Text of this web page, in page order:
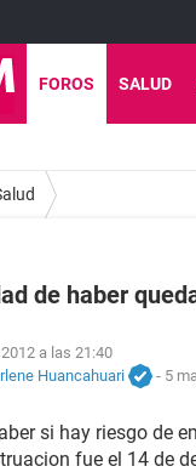
FOROS SALUD
de haber
a las 21:40
Huancahuari
- 5
si hay riesgo de
fue el 14 de